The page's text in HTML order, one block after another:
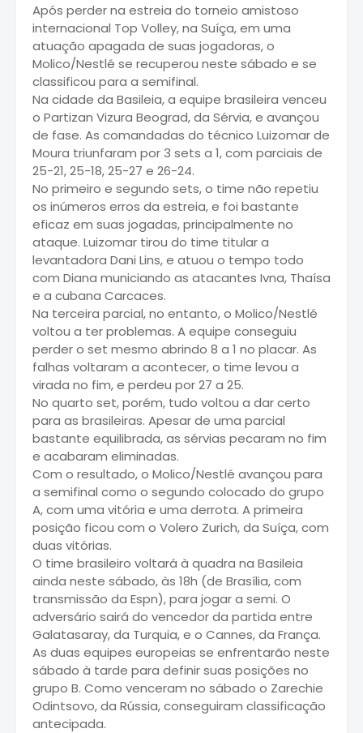
Após perder na estreia do torneio amistoso
internacional Top Volley, na Suíça, em uma
atuação apagada de suas jogadoras, o
Molico/Nestlé se recuperou neste sábado e se
classificou para a semifinal.
Na cidade da Basileia, a equipe brasileira venceu
o Partizan Vizura Beograd, da Sérvia, e avançou
de fase. As comandadas do técnico Luizomar de
Moura triunfaram por 3 sets a 1, com parciais de
25-21, 25-18, 25-27 e 26-24.
No primeiro e segundo sets, o time não repetiu
os inúmeros erros da estreia, e foi bastante
eficaz em suas jogadas, principalmente no
ataque. Luizomar tirou do time titular a
levantadora Dani Lins, e atuou o tempo todo
com Diana municiando as atacantes Ivna, Thaísa
e a cubana Carcaces.
Na terceira parcial, no entanto, o Molico/Nestlé
voltou a ter problemas. A equipe conseguiu
perder o set mesmo abrindo 8 a 1 no placar. As
falhas voltaram a acontecer, o time levou a
virada no fim, e perdeu por 27 a 25.
No quarto set, porém, tudo voltou a dar certo
para as brasileiras. Apesar de uma parcial
bastante equilibrada, as sérvias pecaram no fim
e acabaram eliminadas.
Com o resultado, o Molico/Nestlé avançou para
a semifinal como o segundo colocado do grupo
A, com uma vitória e uma derrota. A primeira
posição ficou com o Volero Zurich, da Suíça, com
duas vitórias.
O time brasileiro voltará à quadra na Basileia
ainda neste sábado, às 18h (de Brasília, com
transmissão da Espn), para jogar a semi. O
adversário sairá do vencedor da partida entre
Galatasaray, da Turquia, e o Cannes, da França.
As duas equipes europeias se enfrentarão neste
sábado à tarde para definir suas posições no
grupo B. Como venceram no sábado o Zarechie
Odintsovo, da Rússia, conseguiram classificação
antecipada.